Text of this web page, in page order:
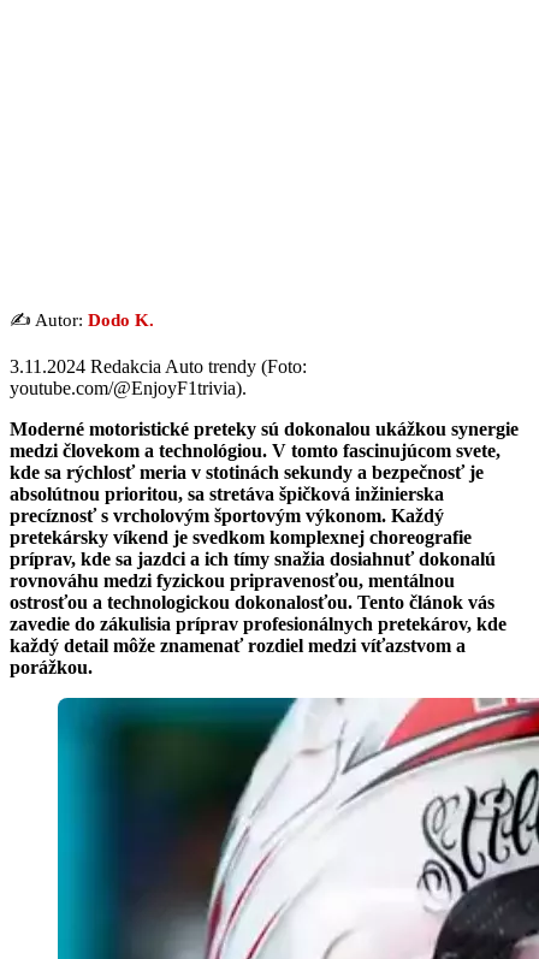
✍️ Autor: Dodo K.
3.11.2024 Redakcia Auto trendy (Foto:
youtube.com/@EnjoyF1trivia).
Moderné motoristické preteky sú dokonalou ukážkou synergie
medzi človekom a technológiou. V tomto fascinujúcom svete,
kde sa rýchlosť meria v stotinách sekundy a bezpečnosť je
absolútnou prioritou, sa stretáva špičková inžinierska
precíznosť s vrcholovým športovým výkonom. Každý
pretekársky víkend je svedkom komplexnej choreografie
príprav, kde sa jazdci a ich tímy snažia dosiahnuť dokonalú
rovnováhu medzi fyzickou pripravenosťou, mentálnou
ostrosťou a technologickou dokonalosťou. Tento článok vás
zavedie do zákulisia príprav profesionálnych pretekárov, kde
každý detail môže znamenať rozdiel medzi víťazstvom a
porážkou.